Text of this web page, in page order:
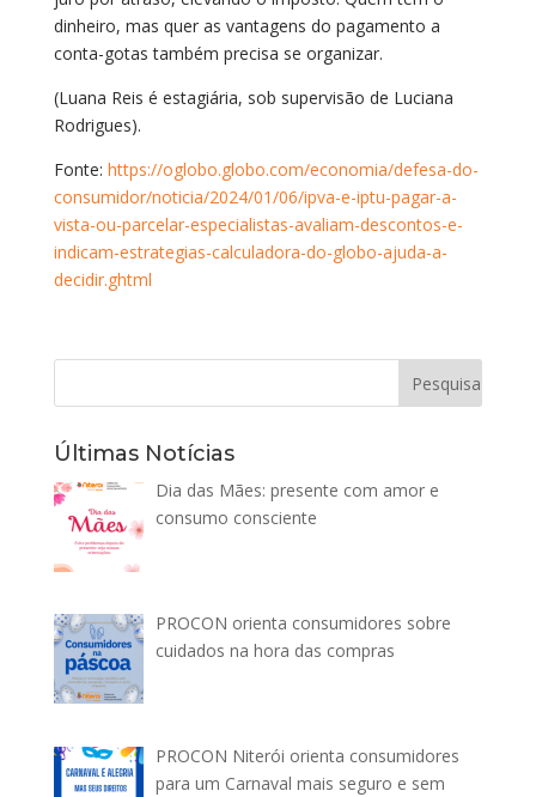
dinheiro, mas quer as vantagens do pagamento a
conta-gotas também precisa se organizar.
(Luana Reis é estagiária, sob supervisão de Luciana
Rodrigues).
Fonte: https://oglobo.globo.com/economia/defesa-do-
consumidor/noticia/2024/01/06/ipva-e-iptu-pagar-a-
vista-ou-parcelar-especialistas-avaliam-descontos-e-
indicam-estrategias-calculadora-do-globo-ajuda-a-
decidir.ghtml
Últimas Notícias
Dia das Mães: presente com amor e
consumo consciente
PROCON orienta consumidores sobre
cuidados na hora das compras
PROCON Niterói orienta consumidores
para um Carnaval mais seguro e sem